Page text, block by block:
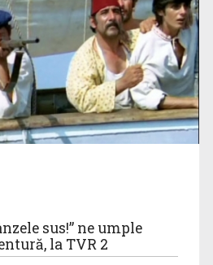
sus!” ne umple
la TVR 2